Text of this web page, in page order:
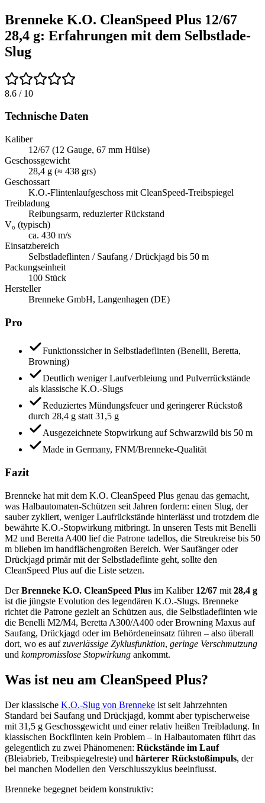
Brenneke K.O. CleanSpeed Plus 12/67
28,4 g: Erfahrungen mit dem Selbstlade-
Slug
8.6 / 10
Technische Daten
Kaliber
12/67 (12 Gauge, 67 mm Hülse)
Geschossgewicht
28,4 g (≈ 438 grs)
Geschossart
K.O.-Flintenlaufgeschoss mit CleanSpeed-Treibspiegel
Treibladung
Reibungsarm, reduzierter Rückstand
V₀ (typisch)
ca. 430 m/s
Einsatzbereich
Selbstladeflinten / Saufang / Drückjagd bis 50 m
Packungseinheit
100 Stück
Hersteller
Brenneke GmbH, Langenhagen (DE)
Pro
Funktionssicher in Selbstladeflinten (Benelli, Beretta,
Browning)
Deutlich weniger Laufverbleiung und Pulverrückstände
als klassische K.O.-Slugs
Reduziertes Mündungsfeuer und geringerer Rückstoß
durch 28,4 g statt 31,5 g
Ausgezeichnete Stopwirkung auf Schwarzwild bis 50 m
Made in Germany, FNM/Brenneke-Qualität
Fazit
Brenneke hat mit dem K.O. CleanSpeed Plus genau das gemacht,
was Halbautomaten-Schützen seit Jahren fordern: einen Slug, der
sauber zykliert, weniger Laufrückstände hinterlässt und trotzdem die
bewährte K.O.-Stopwirkung mitbringt. In unseren Tests mit Benelli
M2 und Beretta A400 lief die Patrone tadellos, die Streukreise bis 50
m blieben im handflächengroßen Bereich. Wer Saufänger oder
Drückjagd primär mit der Selbstladeflinte geht, sollte den
CleanSpeed Plus auf die Liste setzen.
DerBrenneke K.O. CleanSpeed Plus im Kaliber 12/67 mit 28,4 g
ist die jüngste Evolution des legendären K.O.-Slugs. Brenneke
richtet die Patrone gezielt an Schützen aus, die Selbstladeflinten wie
die Benelli M2/M4, Beretta A300/A400 oder Browning Maxus auf
Saufang, Drückjagd oder im Behördeneinsatz führen – also überall
dort, wo es aufzuverlässige Zyklusfunktion, geringe Verschmutzung
und kompromisslose Stopwirkung ankommt.
Was ist neu am CleanSpeed Plus?
Der klassische K.O.-Slug von Brenneke ist seit Jahrzehnten
Standard bei Saufang und Drückjagd, kommt aber typischerweise
mit 31,5 g Geschossgewicht und einer relativ heißen Treibladung. In
klassischen Bockflinten kein Problem – in Halbautomaten führt das
gelegentlich zu zwei Phänomenen: Rückstände im Lauf
(Bleiabrieb, Treibspiegelreste) und härterer Rückstoßimpuls, der
bei manchen Modellen den Verschlusszyklus beeinflusst.
Brenneke begegnet beidem konstruktiv: